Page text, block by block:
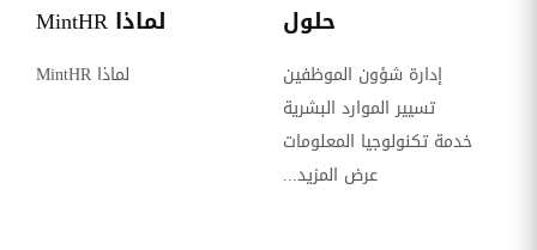
حلول
إدارة شؤون الموظفين
تسيير الموارد البشرية
خدمة تكنولوجيا المعلومات
عرض المزيد...
لماذا MintHR
لماذا MintHR